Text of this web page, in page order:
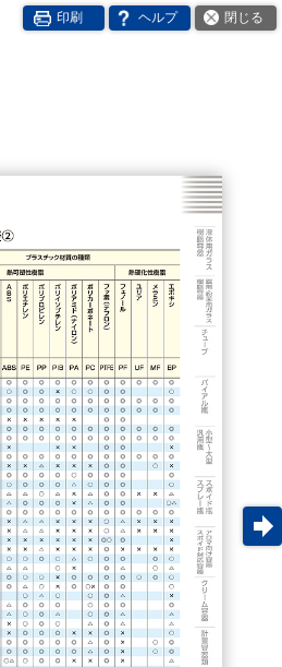
印刷 ヘルプ 閉じる